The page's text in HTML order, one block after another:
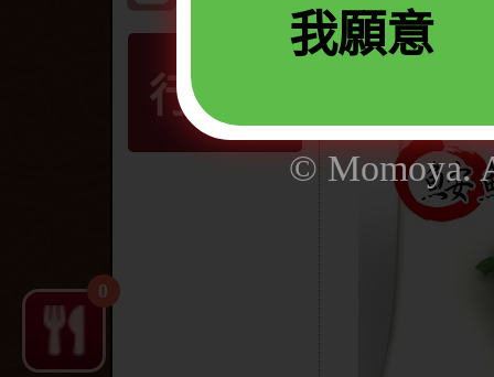
行動版
生干贝
0
我願意
© Momoya.